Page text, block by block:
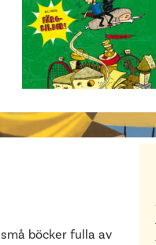
böcker fulla av